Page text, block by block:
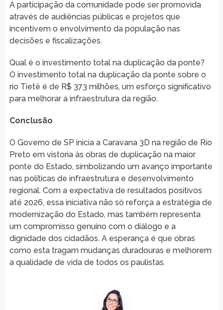
A participação da comunidade pode ser promovida
através de audiências públicas e projetos que
incentivem o envolvimento da população nas
decisões e fiscalizações.
Qual é o investimento total na duplicação da ponte?
O investimento total na duplicação da ponte sobre o
rio Tietê é de R$ 373 milhões, um esforço significativo
para melhorar a infraestrutura da região.
Conclusão
O Governo de SP inicia a Caravana 3D na região de Rio
Preto em vistoria às obras de duplicação na maior
ponte do Estado, simbolizando um avanço importante
nas políticas de infraestrutura e desenvolvimento
regional. Com a expectativa de resultados positivos
até 2026, essa iniciativa não só reforça a estratégia de
modernização do Estado, mas também representa
um compromisso genuíno com o diálogo e a
dignidade dos cidadãos. A esperança é que obras
como esta tragam mudanças duradouras e melhorem
a qualidade de vida de todos os paulistas.